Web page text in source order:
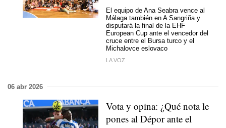
El equipo de Ana Seabra vence al
Málaga también en A Sangriña y
disputará la final de la EHF
European Cup ante el vencedor del
cruce entre el Bursa turco y el
Michalovce eslovaco
LA VOZ
06 abr 2026
Vota y opina: ¿Qué nota le
pones al Dépor ante el